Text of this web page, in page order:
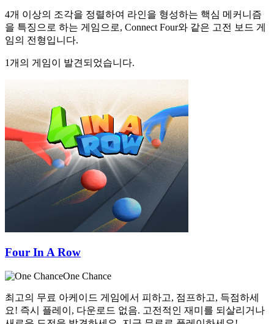
4개 이상의 조각을 정렬하여 라인을 형성하는 핵심 메커니즘
을 특징으로 하는 게임으로, Connect Four와 같은 고전 보드 게
임의 전형입니다.
1개의 게임이 발견되었습니다.
Four In A Row
One Chance
최고의 무료 아케이드 게임에서 피하고, 점프하고, 득점하세
요! 즉시 플레이, 다운로드 없음. 고전적인 재미를 되살리거나